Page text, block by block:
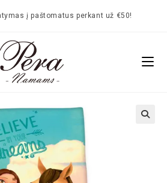
į paštomatus perkant už €50!